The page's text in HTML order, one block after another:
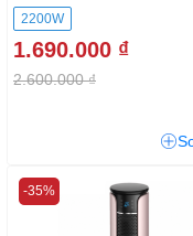
2200W
1.690.000 ₫
2.600.000 ₫
-35%